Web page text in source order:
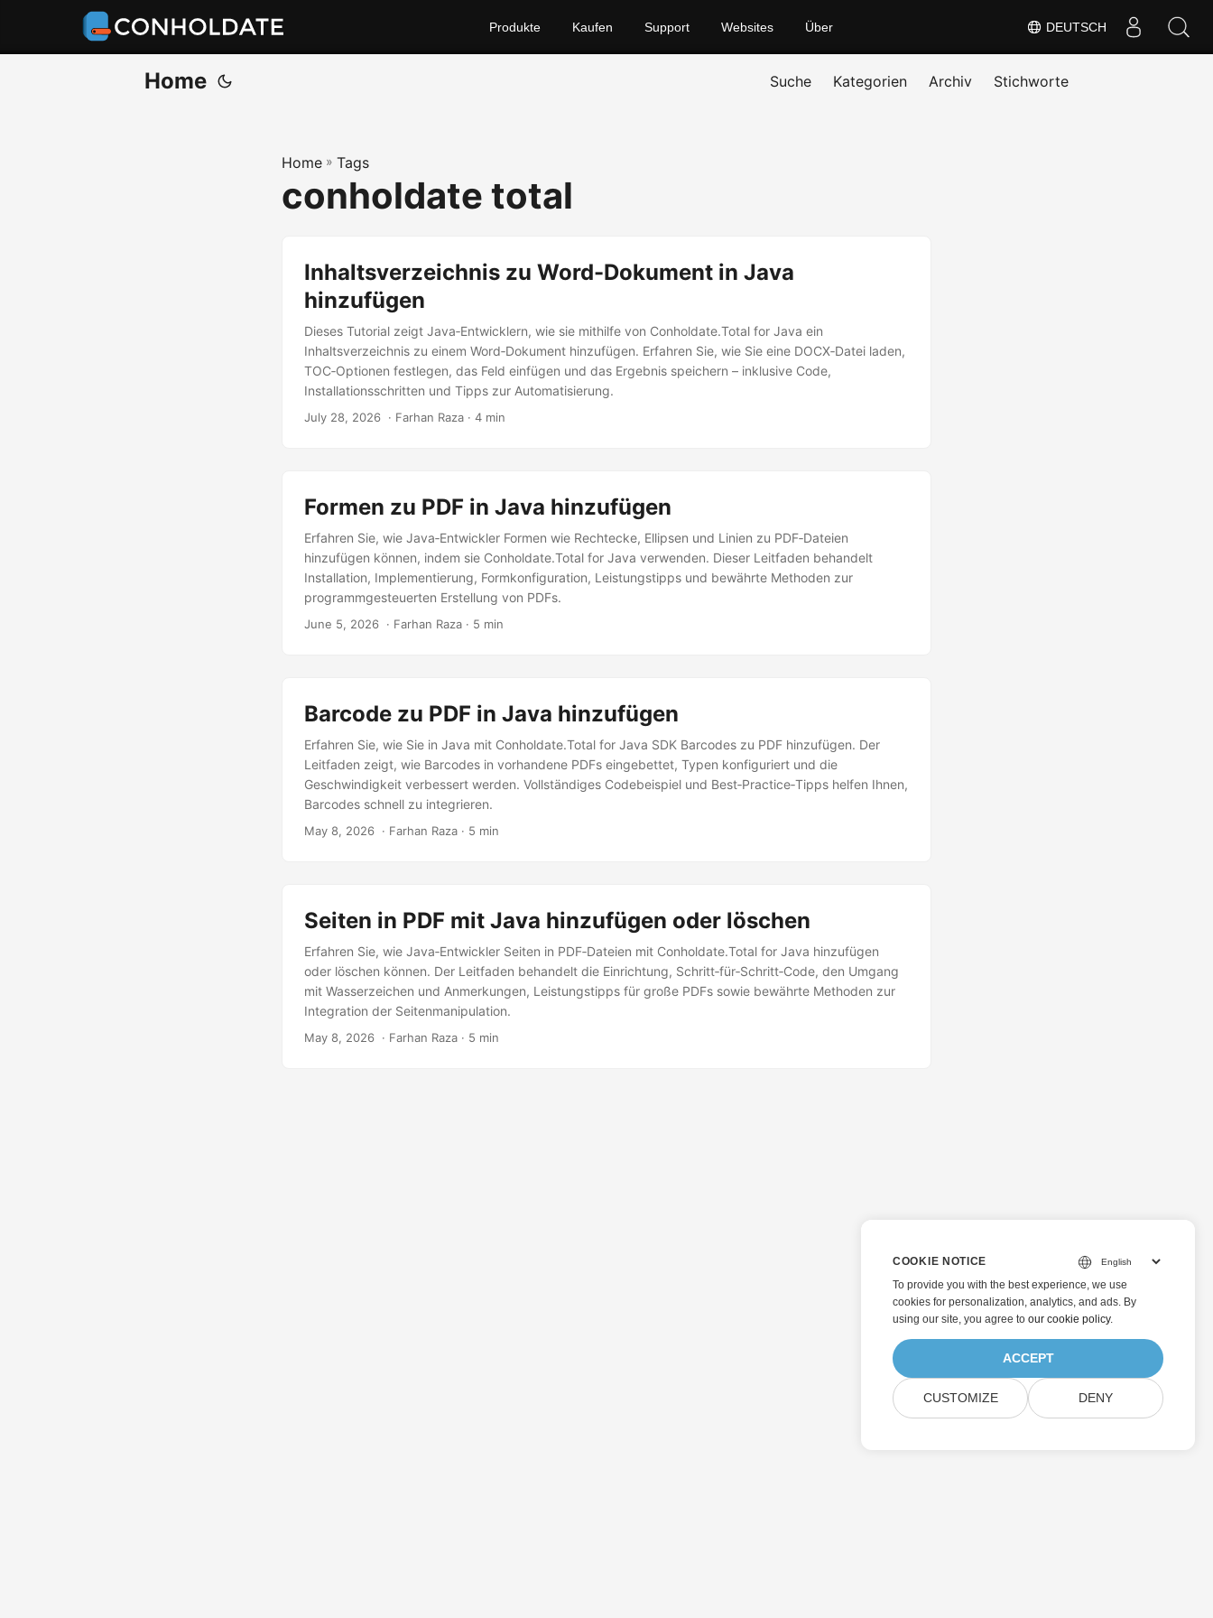
DEUTSCH
Produkte Kaufen Support Websites Über
Home Suche Kategorien Archiv Stichworte
Home » Tags
conholdate total
Inhaltsverzeichnis zu Word-Dokument in Java
hinzufügen
Dieses Tutorial zeigt Java‑Entwicklern, wie sie mithilfe von Conholdate.Total for Java ein
Inhaltsverzeichnis zu einem Word‑Dokument hinzufügen. Erfahren Sie, wie Sie eine DOCX‑Datei laden,
TOC‑Optionen festlegen, das Feld einfügen und das Ergebnis speichern – inklusive Code,
Installationsschritten und Tipps zur Automatisierung.
July 28, 2026 ‎ · Farhan Raza · 4 min
Formen zu PDF in Java hinzufügen
Erfahren Sie, wie Java‑Entwickler Formen wie Rechtecke, Ellipsen und Linien zu PDF‑Dateien
hinzufügen können, indem sie Conholdate.Total for Java verwenden. Dieser Leitfaden behandelt
Installation, Implementierung, Formkonfiguration, Leistungstipps und bewährte Methoden zur
programmgesteuerten Erstellung von PDFs.
June 5, 2026 ‎ · Farhan Raza · 5 min
Barcode zu PDF in Java hinzufügen
Erfahren Sie, wie Sie in Java mit Conholdate.Total for Java SDK Barcodes zu PDF hinzufügen. Der
Leitfaden zeigt, wie Barcodes in vorhandene PDFs eingebettet, Typen konfiguriert und die
Geschwindigkeit verbessert werden. Vollständiges Codebeispiel und Best‑Practice‑Tipps helfen Ihnen,
Barcodes schnell zu integrieren.
May 8, 2026 ‎ · Farhan Raza · 5 min
Seiten in PDF mit Java hinzufügen oder löschen
Erfahren Sie, wie Java‑Entwickler Seiten in PDF‑Dateien mit Conholdate.Total for Java hinzufügen
oder löschen können. Der Leitfaden behandelt die Einrichtung, Schritt‑für‑Schritt‑Code, den Umgang
mit Wasserzeichen und Anmerkungen, Leistungstipps für große PDFs sowie bewährte Methoden zur
Integration der Seitenmanipulation.
May 8, 2026 ‎ · Farhan Raza · 5 min
COOKIE NOTICE
To provide you with the best experience, we use
cookies for personalization, analytics, and ads. By
using our site, you agree to our cookie policy.
ACCEPT
CUSTOMIZE DENY